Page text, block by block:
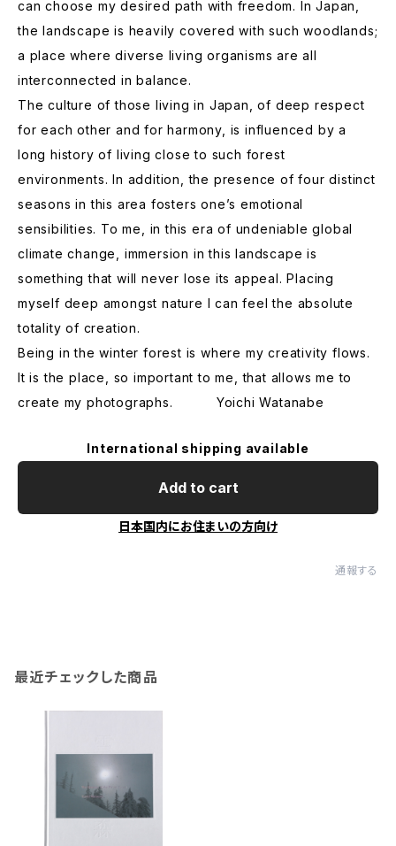
can choose my desired path with freedom. In Japan,
the landscape is heavily covered with such woodlands;
a place where diverse living organisms are all
interconnected in balance.
The culture of those living in Japan, of deep respect
for each other and for harmony, is influenced by a
long history of living close to such forest
environments. In addition, the presence of four distinct
seasons in this area fosters one’s emotional
sensibilities. To me, in this era of undeniable global
climate change, immersion in this landscape is
something that will never lose its appeal. Placing
myself deep amongst nature I can feel the absolute
totality of creation.
Being in the winter forest is where my creativity flows.
It is the place, so important to me, that allows me to
create my photographs. Yoichi Watanabe
International shipping available
Add to cart
日本国内にお住まいの方向け
通報する
最近チェックした商品